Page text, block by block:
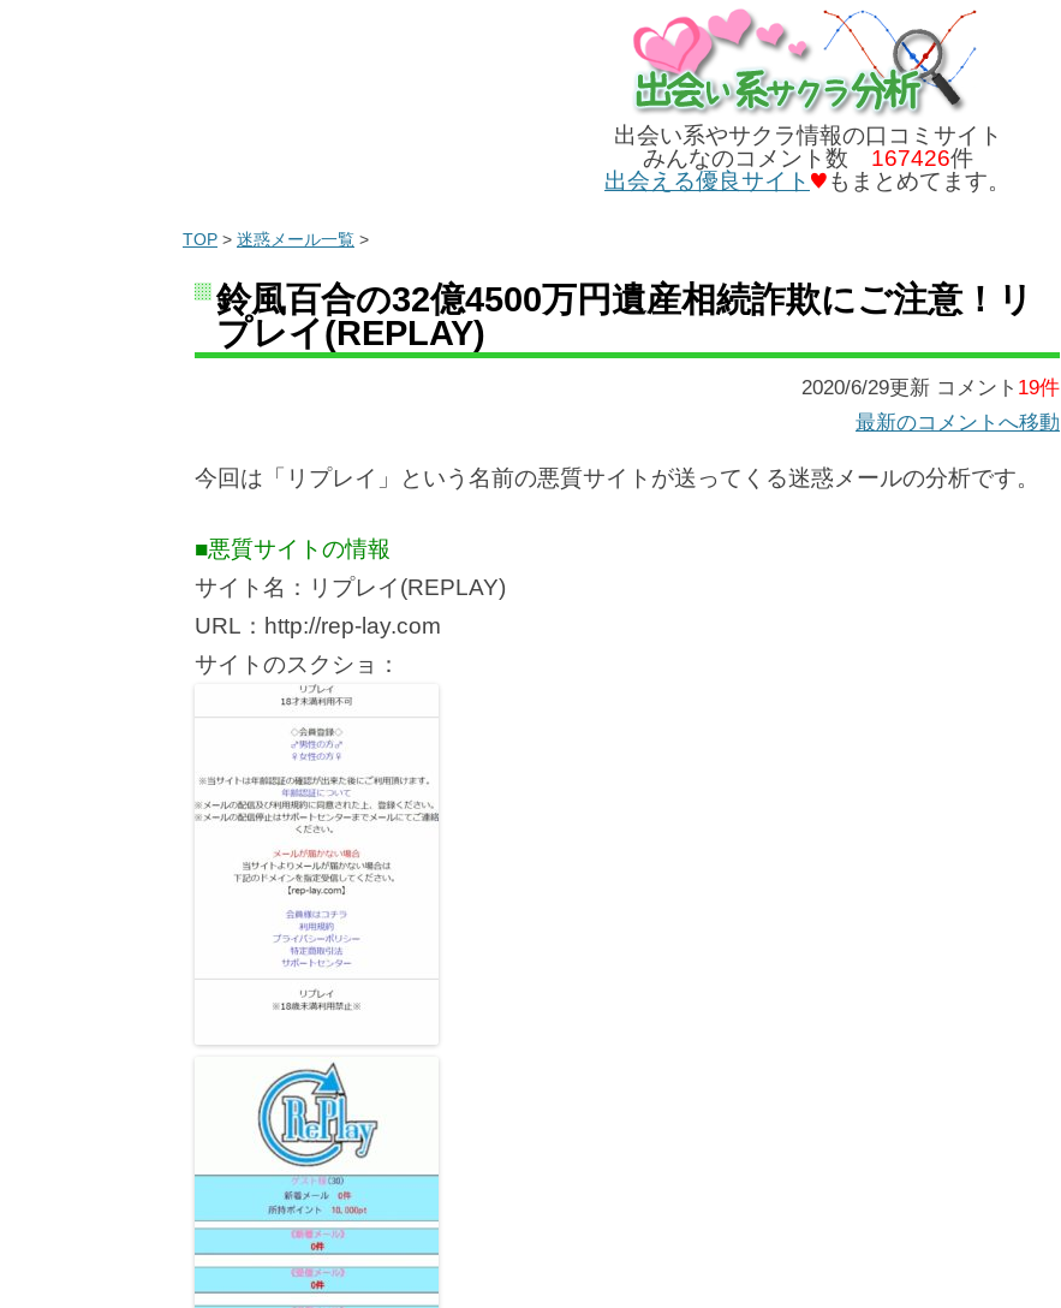
出会い系やサクラ情報の口コミサイト
みんなのコメント数 167426件
出会える優良サイト
もまとめてます。
TOP > 迷惑メール一覧 >
鈴風百合の32億4500万円遺産相続詐欺にご注意！リ
プレイ(REPLAY)
2020/6/29更新 コメント 19件
最新のコメントへ移動
今回は「リプレイ」という名前の悪質サイトが送ってくる迷惑メールの分析です。
■悪質サイトの情報
サイト名：リプレイ(REPLAY)
URL：http://rep-lay.com
サイトのスクショ：